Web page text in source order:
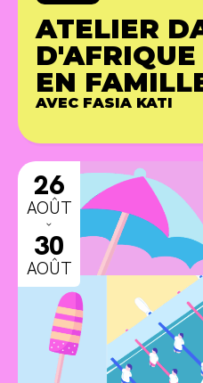
ATELIER
EN
AVEC FASIA KATI
26
AOÛT
ˇ
30
AOÛT